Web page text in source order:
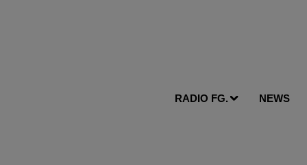
RADIO FG. NEWS